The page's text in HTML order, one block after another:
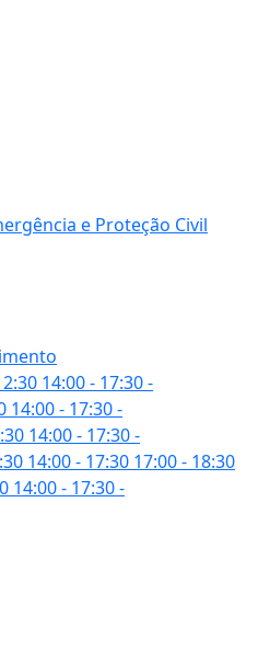
e Proteção Civil
14:00 - 17:30-
14:00 - 17:30-
14:00 - 17:30-
14:00 - 17:30 17:00 - 18:30
14:00 - 17:30-